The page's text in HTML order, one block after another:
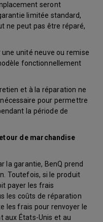
seront
limitée standard,
ne peut pas être réparé,
unité neuve ou remise
fonctionnellement
et à la réparation ne
pour permettre
la période de
de marchandise
la garantie, BenQ prend
Toutefois, si le produit
payer les frais
les coûts de réparation
les frais pour renvoyer le
aux États-Unis et au